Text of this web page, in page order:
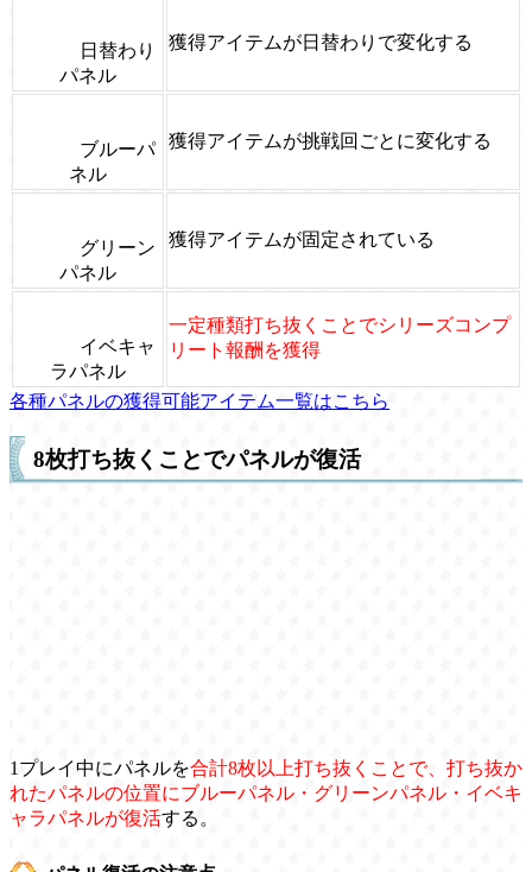
日替わり
パネル
獲得アイテムが日替わりで変化する
ブルーパ
ネル
獲得アイテムが挑戦回ごとに変化する
グリーン
パネル
獲得アイテムが固定されている
イベキャ
ラパネル
一定種類打ち抜くことでシリーズコンプ
リート報酬を獲得
各種パネルの獲得可能アイテム一覧はこちら
8枚打ち抜くことでパネルが復活
1プレイ中にパネルを合計8枚以上打ち抜くことで、打ち抜か
れたパネルの位置にブルーパネル・グリーンパネル・イベキ
ャラパネルが復活する。